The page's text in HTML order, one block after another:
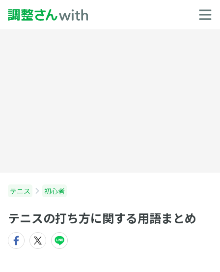
テニス 初心者
テニスの打ち方に関する用語まとめ